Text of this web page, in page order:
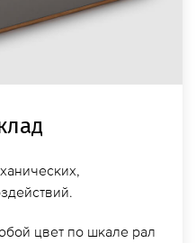
цвет по шкале рал